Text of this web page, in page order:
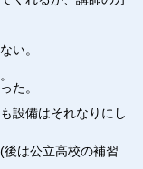
い。
た。
設備はそれなりにし
は公立高校の補習